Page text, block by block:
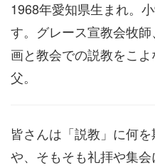
1968年愛知県生まれ。
す。グレース宣教会牧
画と教会での説教をこ
父。
皆さんは「説教」に何
や、そもそも礼拝や集